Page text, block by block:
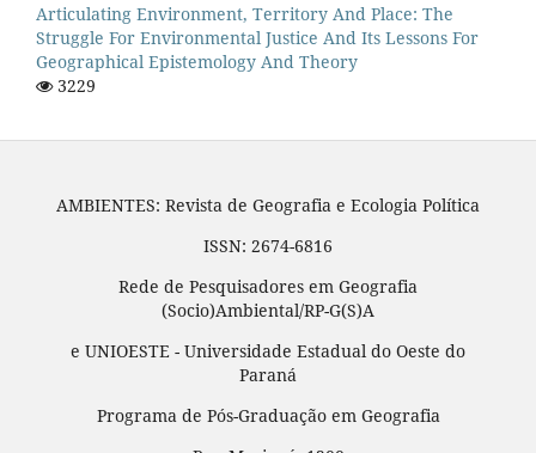
Articulating Environment, Territory And Place: The
Struggle For Environmental Justice And Its Lessons For
Geographical Epistemology And Theory
3229
AMBIENTES: Revista de Geografia e Ecologia Política
ISSN: 2674-6816
Rede de Pesquisadores em Geografia
(Socio)Ambiental/RP-G(S)A
e UNIOESTE - Universidade Estadual do Oeste do
Paraná
Programa de Pós-Graduação em Geografia